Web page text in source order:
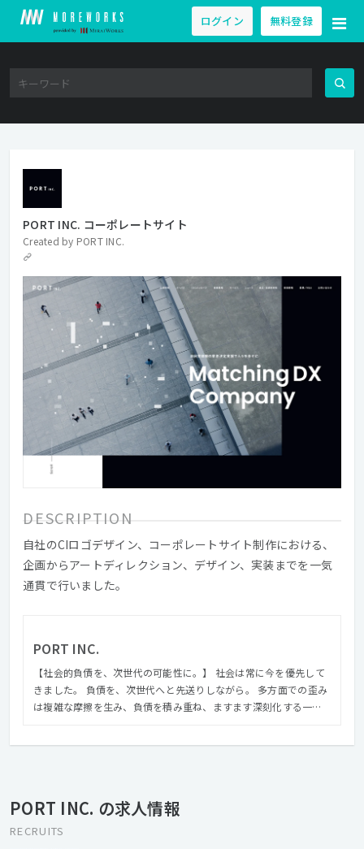
ログイン 無料登録
PORT INC. コーポレートサイト
Created by PORT INC.
DESCRIPTION
自社のCIロゴデザイン、コーポレートサイト制作における、
企画からアートディレクション、デザイン、実装までを一気
通貫で行いました。
PORT INC.
【社会的負債を、次世代の可能性に。】 社会は常に今を優先して
きました。 負債を、次世代へと先送りしながら。 多⽅⾯での歪み
は複雑な摩擦を⽣み、負債を積み重ね、ますます深刻化する⼀⽅
い」、 世の中にとって⼤切なものを社会実装します。 そう、⼀つ
でも多くの社会的負債を、次世代の可能性に変えていくために。
PORT INC. の求人情報
RECRUITS